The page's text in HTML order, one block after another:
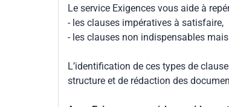
Le service Exigences vous aide à
- les clauses impératives à satisfaire,
- les clauses non indispensables
L’identification de ces types de
structure et de rédaction des